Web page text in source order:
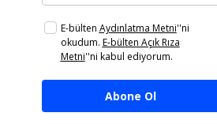
E-bülten Aydınlatma Metni''ni
okudum. E-bülten Açık Rıza
Metni''ni kabul ediyorum.
Abone Ol